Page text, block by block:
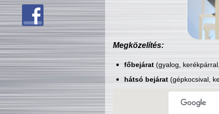
Megközelítés:
főbejárat(gyalog,
hátsó bejárat(gépkocsival,